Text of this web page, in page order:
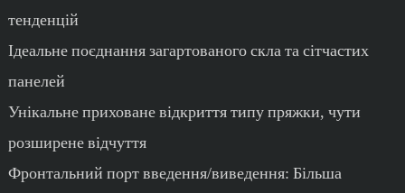
тенденцій
Ідеальне поєднання загартованого скла та сітчастих
панелей
Унікальне приховане відкриття типу пряжки, чути
розширене відчуття
Фронтальний порт введення/виведення: Більша